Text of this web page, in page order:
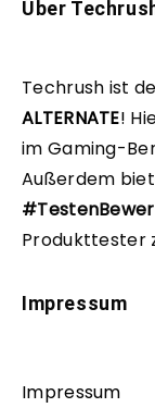
Über
Techrush ist
ALTERNATE!
im Gaming-
Außerdem
Produkttester
Impressum
Impressum